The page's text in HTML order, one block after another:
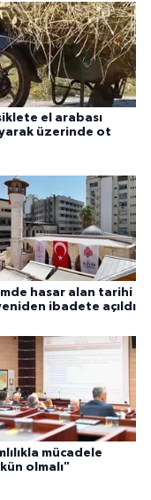
el arabası
üzerinde ot
hasar alan tarihi
ibadete açıldı
mücadele
olmalı"